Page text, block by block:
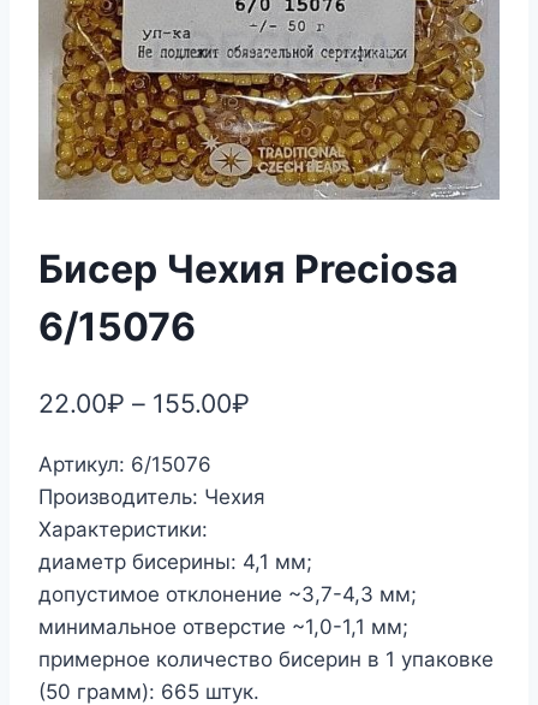
Бисер Чехия Preciosa
6/15076
22.00₽ – 155.00₽
Артикул: 6/15076
Производитель: Чехия
Характеристики:
диаметр бисерины: 4,1 мм;
допустимое отклонение ~3,7-4,3 мм;
минимальное отверстие ~1,0-1,1 мм;
примерное количество бисерин в 1 упаковке
(50 грамм): 665 штук.